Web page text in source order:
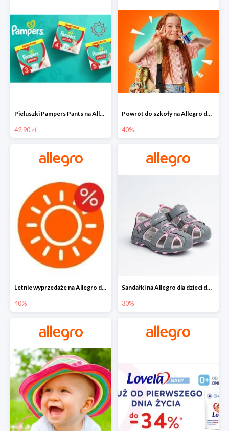
Pieluszki Pampers Pants na Allegro od 42,90 zł
42.90 zł
Powrót do szkoły na Allegro do -40%
40%
Letnie wyprzedaże na Allegro do -40%
40%
Sandałki na Allegro dla dzieci do -30%
30%